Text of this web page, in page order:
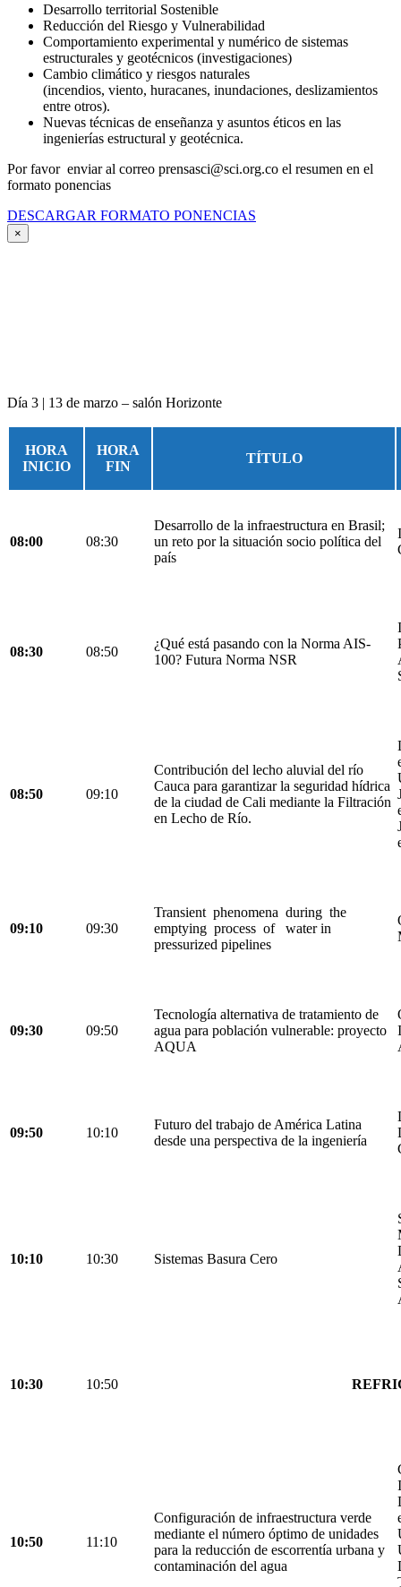
Desarrollo territorial Sostenible
Reducción del Riesgo y Vulnerabilidad
Comportamiento experimental y numérico de sistemas
estructurales y geotécnicos (investigaciones)
Cambio climático y riesgos naturales
(incendios, viento, huracanes, inundaciones, deslizamientos
entre otros).
Nuevas técnicas de enseñanza y asuntos éticos en las
ingenierías estructural y geotécnica.
Por favor enviar al correo prensasci@sci.org.co el resumen en el
formato ponencias
DESCARGAR FORMATO PONENCIAS
×
Día 3 | 13 de marzo – salón Horizonte
HORA
INICIO
HORA
FIN
TÍTULO
08:00 08:30
Desarrollo de la infraestructura en Brasil;
un reto por la situación socio política del
país
08:30 08:50
¿Qué está pasando con la Norma AIS-
100? Futura Norma NSR
08:50 09:10
Contribución del lecho aluvial del río
Cauca para garantizar la seguridad hídrica
de la ciudad de Cali mediante la Filtración
en Lecho de Río.
09:10 09:30
Transient phenomena during the
emptying process of water in
pressurized pipelines
09:30 09:50
Tecnología alternativa de tratamiento de
agua para población vulnerable: proyecto
AQUA
09:50 10:10
Futuro del trabajo de América Latina
desde una perspectiva de la ingeniería
10:10 10:30 Sistemas Basura Cero
10:30 10:50
10:50 11:10
Configuración de infraestructura verde
mediante el número óptimo de unidades
para la reducción de escorrentía urbana y
contaminación del agua